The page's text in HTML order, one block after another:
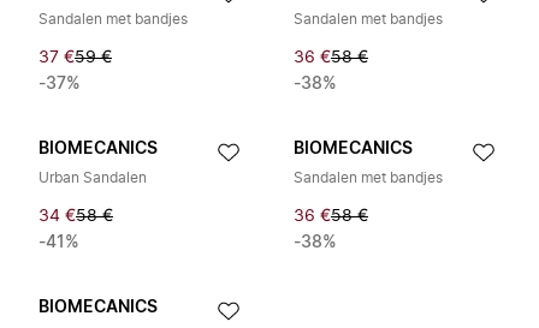
Sandalen met bandjes
37 €59 €
-37%
Sandalen met bandjes
36 €58 €
-38%
BIOMECANICS
Urban Sandalen
34 €58 €
-41%
BIOMECANICS
Sandalen met bandjes
36 €58 €
-38%
BIOMECANICS